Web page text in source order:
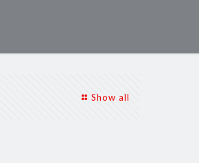
Show all